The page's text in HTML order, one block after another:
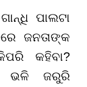
ପାଲଟା
ଜନତାଙ୍କ
କହିବା?
ଭଳି ଜରୁରି